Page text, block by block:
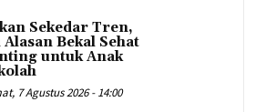
Sekedar Tren,
Bekal Sehat
untuk Anak
7 Agustus 2026 - 14:00